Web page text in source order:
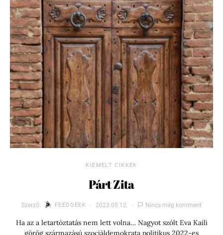
KIEMELT CIKKEK
Párt Zita
Szerző: FEEDGEEK 2023.05.12. Nincs még komment
Ha az a letartóztatás nem lett volna… Nagyot szólt Eva Kaili
görög származású szociáldemokrata politikus 2022-es